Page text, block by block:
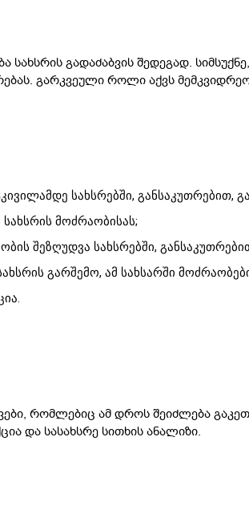
სახსრის გადაძაბვის შედეგად.
გარკვეული როლი აქვს
სახსრებში, განსაკუთრებით,
სახსრის მოძრაობისას;
შეზღუდვა სახსრებში,
გარშემო, ამ სახსარში
რომლებიც ამ დროს შეიძლება
და სასახსრე სითხის ანალიზი.